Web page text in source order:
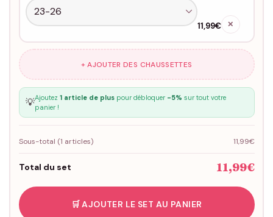
11,99€ ✕
+ AJOUTER DES CHAUSSETTES
💡Ajoutez 1 article de pluspour débloquer -5% sur tout votre
panier !
Sous-total (1 articles) 11,99€
Total du set 11,99€
🛒 AJOUTER LE SET AU PANIER